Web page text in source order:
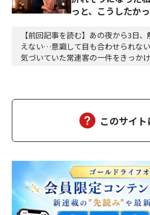
っと、こうしたか
【前回記事を読む】あの夜から3日
えない…意識して目も合わせられな
気づいていた常連客の一件をきっか
でも記録した。節子が覗き込んで「
このサイ